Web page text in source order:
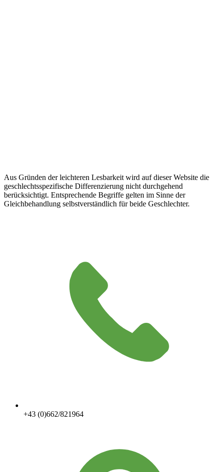
Aus Gründen der leichteren Lesbarkeit wird auf dieser Website die
geschlechtsspezifische Differenzierung nicht durchgehend
berücksichtigt. Entsprechende Begriffe gelten im Sinne der
Gleichbehandlung selbstverständlich für beide Geschlechter.
+43 (0)662/821964